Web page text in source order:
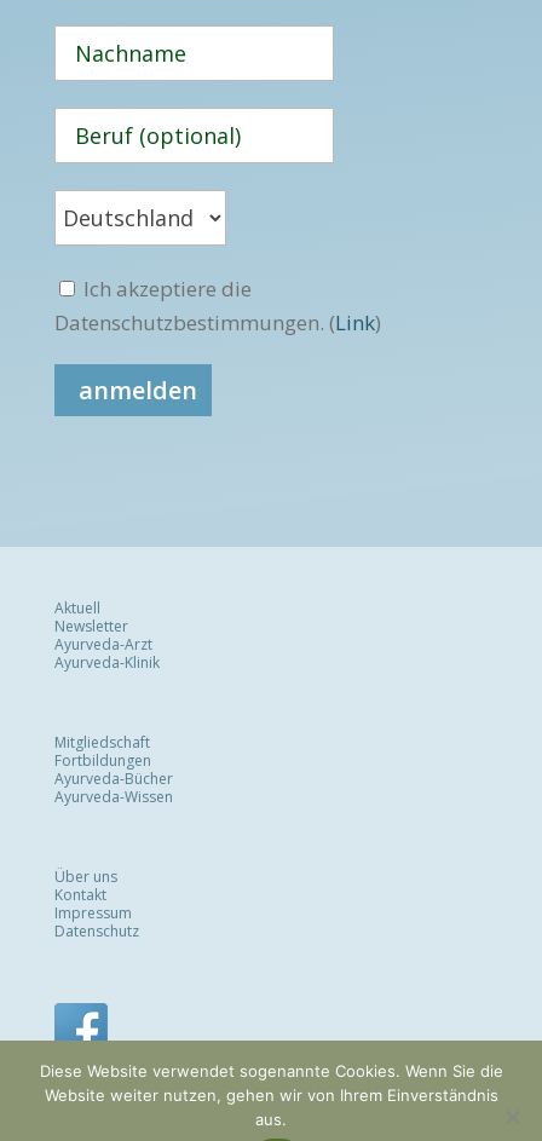
Ich akzeptiere die
Datenschutzbestimmungen. (Link)
Aktuell
Newsletter
Ayurveda-Arzt
Ayurveda-Klinik
Mitgliedschaft
Fortbildungen
Ayurveda-Bücher
Ayurveda-Wissen
Über uns
Kontakt
Impressum
Datenschutz
Diese Website verwendet sogenannte Cookies. Wenn Sie die
Website weiter nutzen, gehen wir von Ihrem Einverständnis
aus.